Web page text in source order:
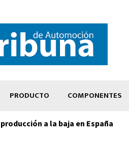
PRODUCTO COMPONENTES
a la baja en España